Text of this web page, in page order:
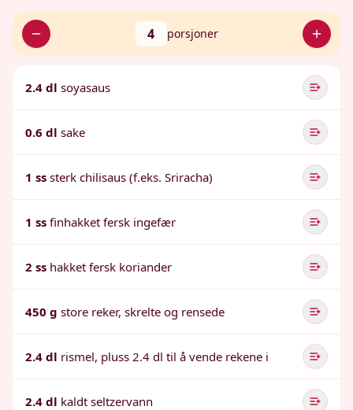
4 porsjoner
2.4 dl soyasaus
0.6 dl sake
1 ss sterk chilisaus (f.eks. Sriracha)
1 ss finhakket fersk ingefær
2 ss hakket fersk koriander
450 g store reker, skrelte og rensede
2.4 dl rismel, pluss 2.4 dl til å vende rekene i
2.4 dl kaldt seltzervann